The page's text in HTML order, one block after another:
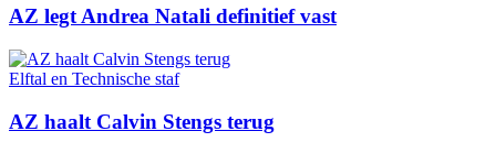
AZ legt Andrea Natali definitief vast
Elftal en Technische staf
AZ haalt Calvin Stengs terug